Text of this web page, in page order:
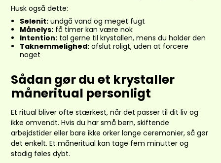
Husk også dette:
Selenit:undgå vand og meget fugt
Månelys:få timer kan være nok
Intention:tal gerne til krystallen, mens du holder den
Taknemmelighed:afslut roligt, uden at forcere
noget
Sådan gør du et krystaller
måneritual personligt
Et ritual bliver ofte stærkest, når det passer til dit liv og
ikke omvendt. Hvis du har små børn, skiftende
arbejdstider eller bare ikke orker lange ceremonier, så gør
det enkelt. Et måneritual kan tage fem minutter og
stadig føles dybt.